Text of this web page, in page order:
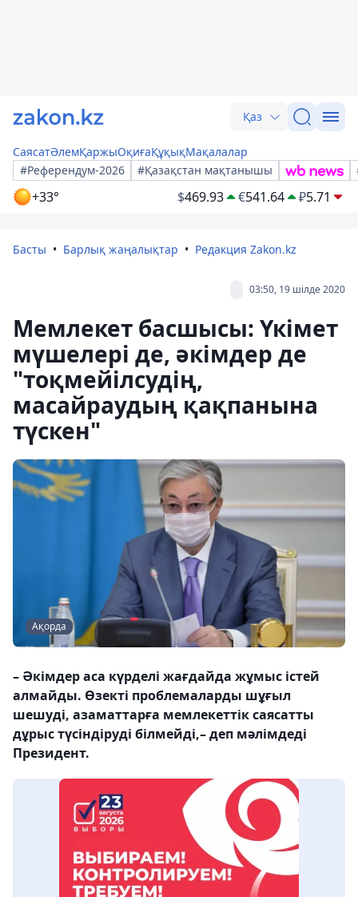
Қаз
СаясатӘлемҚаржыОқиғаҚұқықМақалалар
#Референдум-2026
#Қазақстан мақтанышы
+33° $469.93 €541.64 ₽5.71
Басты Барлық жаңалықтар Редакция Zakon.kz
03:50, 19 шілде 2020
Мемлекет басшысы: Үкімет
мүшелері де, әкімдер де
"тоқмейілсудің,
масайраудың қақпанына
түскен"
Ақорда
– Әкімдер аса күрделі жағдайда жұмыс істей
алмайды. Өзекті проблемаларды шұғыл
шешуді, азаматтарға мемлекеттік саясатты
дұрыс түсіндіруді білмейді,– деп мәлімдеді
Президент.